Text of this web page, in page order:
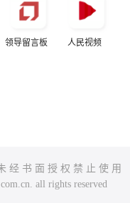
领导留言板 人民视频
经 书 面 授 权 禁 止 使 用
all rights reserved